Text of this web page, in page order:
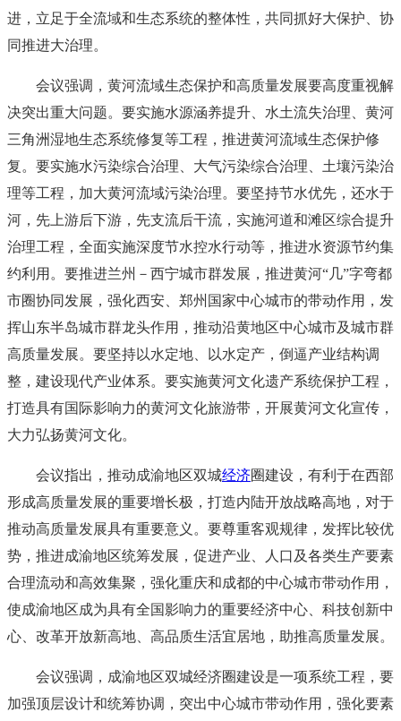
进，立足于全流域和生态系统的整体性，共同抓好大保护、协
同推进大治理。
会议强调，黄河流域生态保护和高质量发展要高度重视解
决突出重大问题。要实施水源涵养提升、水土流失治理、黄河
三角洲湿地生态系统修复等工程，推进黄河流域生态保护修
复。要实施水污染综合治理、大气污染综合治理、土壤污染治
理等工程，加大黄河流域污染治理。要坚持节水优先，还水于
河，先上游后下游，先支流后干流，实施河道和滩区综合提升
治理工程，全面实施深度节水控水行动等，推进水资源节约集
约利用。要推进兰州－西宁城市群发展，推进黄河“几”字弯都
市圈协同发展，强化西安、郑州国家中心城市的带动作用，发
挥山东半岛城市群龙头作用，推动沿黄地区中心城市及城市群
高质量发展。要坚持以水定地、以水定产，倒逼产业结构调
整，建设现代产业体系。要实施黄河文化遗产系统保护工程，
打造具有国际影响力的黄河文化旅游带，开展黄河文化宣传，
大力弘扬黄河文化。
会议指出，推动成渝地区双城经济圈建设，有利于在西部
形成高质量发展的重要增长极，打造内陆开放战略高地，对于
推动高质量发展具有重要意义。要尊重客观规律，发挥比较优
势，推进成渝地区统筹发展，促进产业、人口及各类生产要素
合理流动和高效集聚，强化重庆和成都的中心城市带动作用，
使成渝地区成为具有全国影响力的重要经济中心、科技创新中
心、改革开放新高地、高品质生活宜居地，助推高质量发展。
会议强调，成渝地区双城经济圈建设是一项系统工程，要
加强顶层设计和统筹协调，突出中心城市带动作用，强化要素